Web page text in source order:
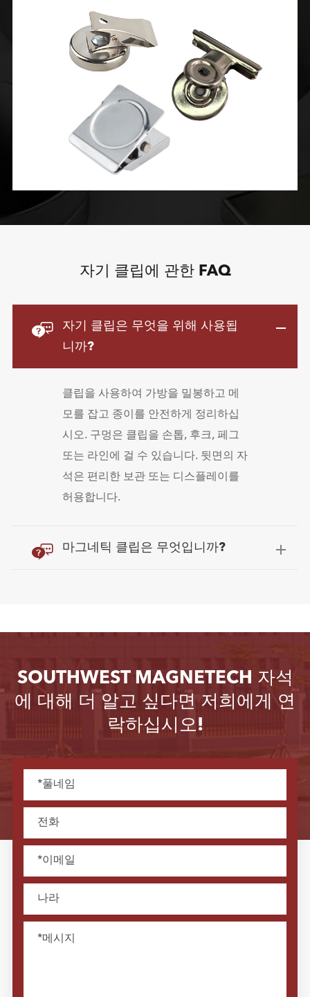
자기 클립에 관한 FAQ

자기 클립은 무엇을 위해 사용됩
니까?
클립을 사용하여 가방을 밀봉하고 메
모를 잡고 종이를 안전하게 정리하십
시오. 구멍은 클립을 손톱, 후크, 페그
또는 라인에 걸 수 있습니다. 뒷면의 자
석은 편리한 보관 또는 디스플레이를
허용합니다.
 마그네틱 클립은 무엇입니까?
SOUTHWEST MAGNETECH 자석
에 대해 더 알고 싶다면 저희에게 연
락하십시오!